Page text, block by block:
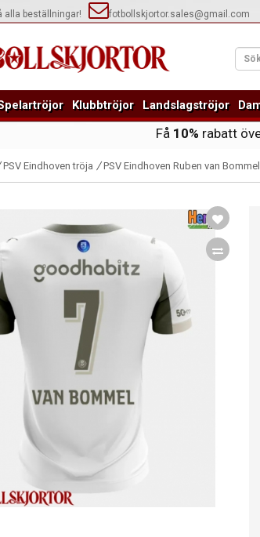
beställningar! fotbollskjortor.sales@gmail.com
Klubbtröjor Landslagströjor
Få 10% rabatt
PSV Eindhoven tröja PSV Eindhoven Ruben van